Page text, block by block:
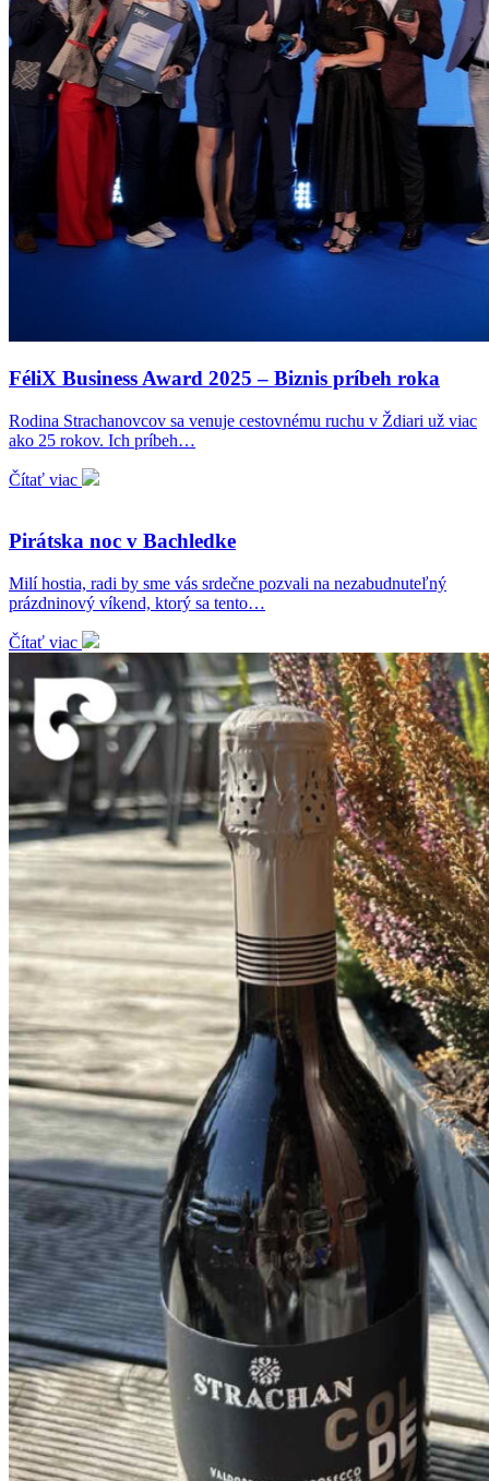
FéliX Business Award 2025 – Biznis príbeh roka
Rodina Strachanovcov sa venuje cestovnému ruchu v Ždiari už viac
ako 25 rokov. Ich príbeh…
Čítať viac
Pirátska noc v Bachledke
Milí hostia, radi by sme vás srdečne pozvali na nezabudnuteľný
prázdninový víkend, ktorý sa tento…
Čítať viac